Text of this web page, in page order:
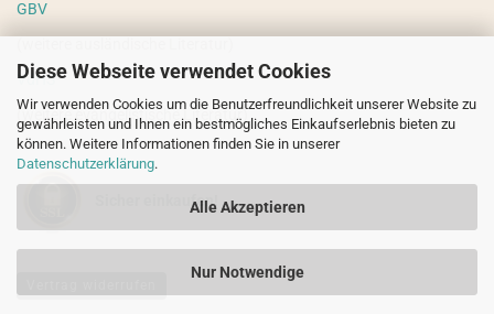
Diese Webseite verwendet Cookies
Wir verwenden Cookies um die Benutzerfreundlichkeit unserer Website zu
gewährleisten und Ihnen ein bestmögliches Einkaufserlebnis bieten zu
können. Weitere Informationen finden Sie in unserer
Datenschutzerklärung.
Alle Akzeptieren
Nur Notwendige
GBV
VdHS
(weitere evangelistische Literatur)
Sicher einkaufen!